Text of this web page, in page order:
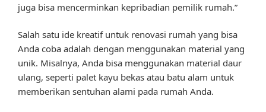
juga bisa mencerminkan kepribadian pemilik rumah.”
Salah satu ide kreatif untuk renovasi rumah yang bisa
Anda coba adalah dengan menggunakan material yang
unik. Misalnya, Anda bisa menggunakan material daur
ulang, seperti palet kayu bekas atau batu alam untuk
memberikan sentuhan alami pada rumah Anda.